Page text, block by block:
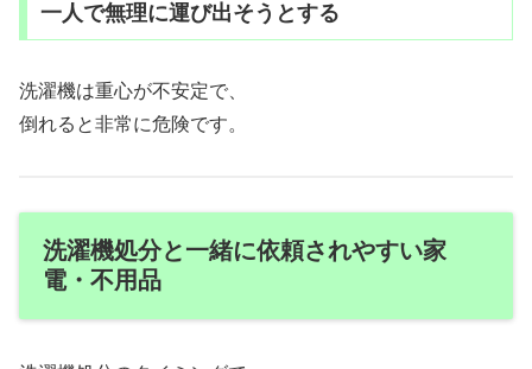
一人で無理に運び出そうとする
洗濯機は重心が不安定で、
倒れると非常に危険です。
洗濯機処分と一緒に依頼されやすい家
電・不用品